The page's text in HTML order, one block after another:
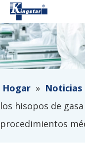
Hogar » Noticias
los hisopos de
procedimientos